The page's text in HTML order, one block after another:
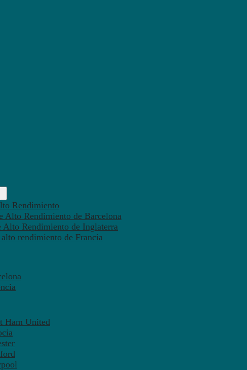
Rendimiento
Alto Rendimiento de Barcelona
Alto Rendimiento de Inglaterra
rendimiento de Francia
Ham United